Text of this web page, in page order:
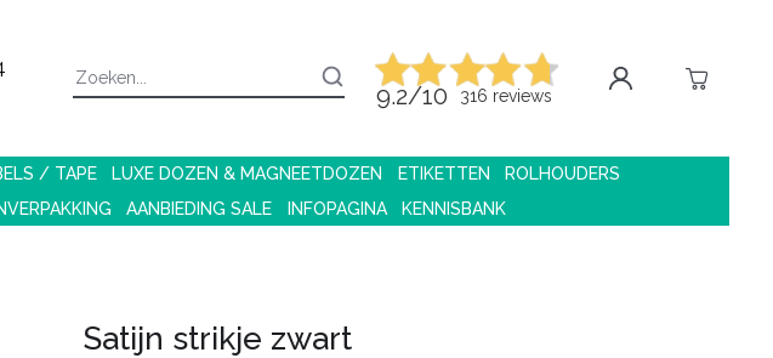
9.2/10 316 reviews
/ TAPE LUXE DOZEN & MAGNEETDOZEN ETIKETTEN
ROLHOUDERS
AANBIEDING SALE INFOPAGINA KENNISBANK
Satijn strikje zwart